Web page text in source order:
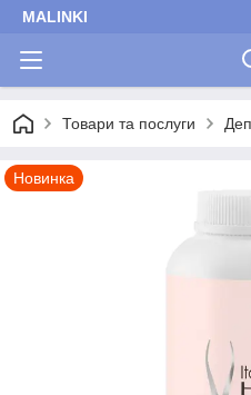
MALINKI
Товари та послуги
Новинка